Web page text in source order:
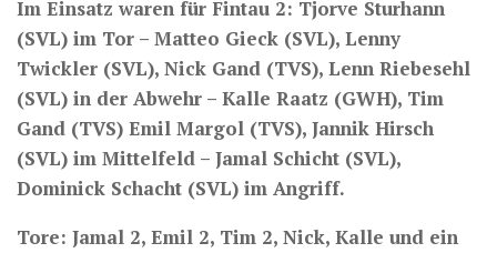
Im Einsatz waren für Fintau 2: Tjorve Sturhann
(SVL) im Tor – Matteo Gieck (SVL), Lenny
Twickler (SVL), Nick Gand (TVS), Lenn Riebesehl
(SVL) in der Abwehr – Kalle Raatz (GWH), Tim
Gand (TVS) Emil Margol (TVS), Jannik Hirsch
(SVL) im Mittelfeld – Jamal Schicht (SVL),
Dominick Schacht (SVL) im Angriff.
Tore: Jamal 2, Emil 2, Tim 2, Nick, Kalle und ein